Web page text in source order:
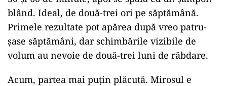
blând. Ideal, de două-trei ori pe săptămână.
Primele rezultate pot apărea după vreo patru-
șase săptămâni, dar schimbările vizibile de
volum au nevoie de două-trei luni de răbdare.
Acum, partea mai puțin plăcută. Mirosul e